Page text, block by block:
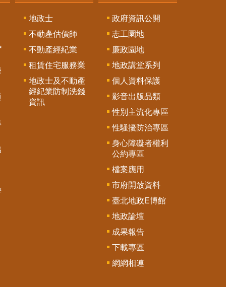
地政士
不動產估價師
不動產經紀業
租賃住宅服務業
地政士及不動產
經紀業防制洗錢
資訊
政府資訊公開
志工園地
廉政園地
地政講堂系列
個人資料保護
影音出版品類
性別主流化專區
性騷擾防治專區
身心障礙者權利
公約專區
檔案應用
市府開放資料
臺北地政E博館
地政論壇
成果報告
下載專區
網網相連